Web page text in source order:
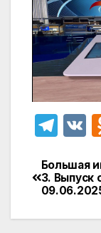
T
e
gr
a
V
по
Большая
3. Выпуск